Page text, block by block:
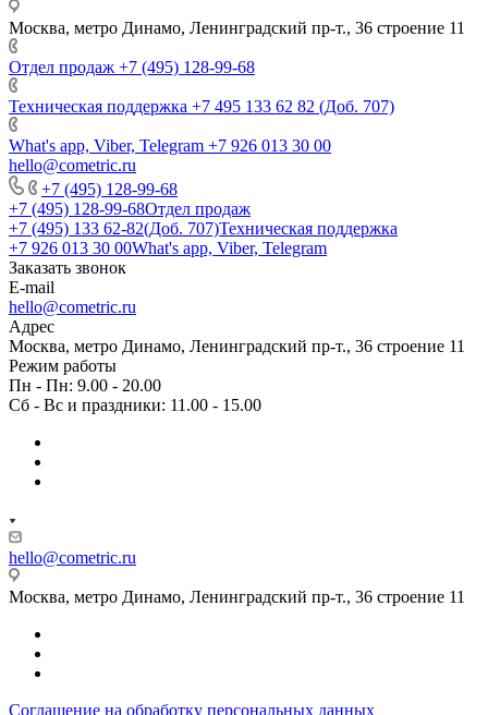
Москва, метро Динамо, Ленинградский пр-т., 36 строение 11
Отдел продаж +7 (495) 128-99-68
Техническая поддержка +7 495 133 62 82 (Доб. 707)
What's app, Viber, Telegram +7 926 013 30 00
hello@cometric.ru
+7 (495) 128-99-68
+7 (495) 128-99-68Отдел продаж
+7 (495) 133 62-82(Доб. 707)Техническая поддержка
+7 926 013 30 00What's app, Viber, Telegram
Заказать звонок
E-mail
hello@cometric.ru
Адрес
Москва, метро Динамо, Ленинградский пр-т., 36 строение 11
Режим работы
Пн - Пн: 9.00 - 20.00
Сб - Вс и праздники: 11.00 - 15.00
hello@cometric.ru
Москва, метро Динамо, Ленинградский пр-т., 36 строение 11
Соглашение на обработку персональных данных